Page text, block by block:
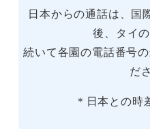
日本からの通話は、国
後、タイ
続いて各園の電話番号
だ
＊日本との時